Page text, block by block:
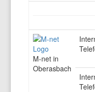
M-net in
Oberasbach